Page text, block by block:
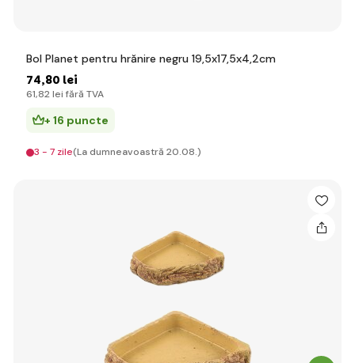
Bol Planet pentru hrănire negru 19,5x17,5x4,2cm
74,80 lei
61,82 lei fără TVA
+ 16 puncte
3 - 7 zile(La dumneavoastră 20.08.)